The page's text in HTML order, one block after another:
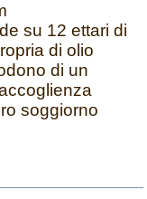
su 12 ettari di
di olio
di un
soggiorno